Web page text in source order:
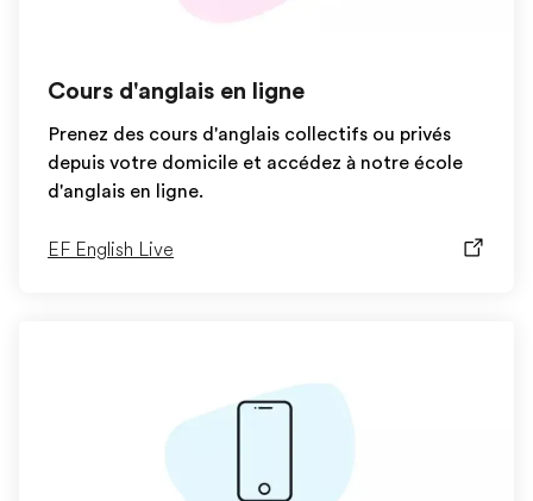
Cours d'anglais en ligne
Prenez des cours d'anglais collectifs ou privés
depuis votre domicile et accédez à notre école
d'anglais en ligne.
EF English Live